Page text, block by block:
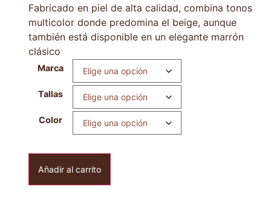
Fabricado en piel de alta calidad, combina tonos
multicolor donde predomina el beige, aunque
también está disponible en un elegante marrón
clásico
Marca
Tallas
Color
Añadir al carrito